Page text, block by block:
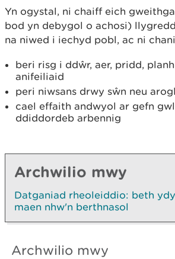
Yn ogystal, ni chaiff eich
bod yn debygol o achosi)
na niwed i iechyd pobl, ac ni
beri risg i ddŵr, aer, pridd,
anifeiliaid
peri niwsans drwy sŵn neu
cael effaith andwyol ar gefn
ddiddordeb arbennig
Archwilio mwy
Datganiad rheoleiddio: beth
maen nhw'n berthnasol
Archwilio mwy